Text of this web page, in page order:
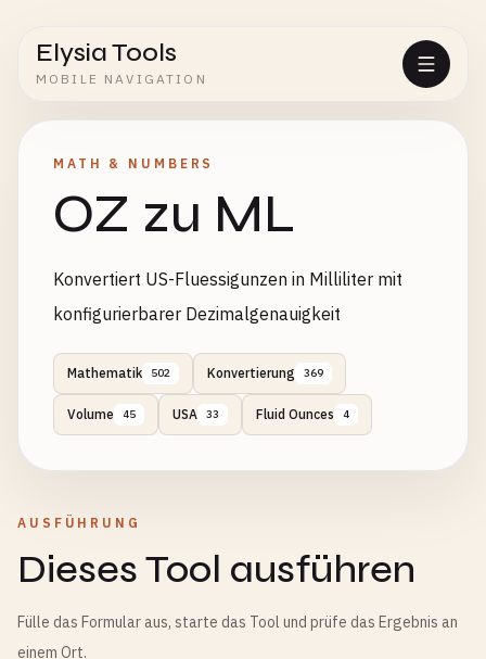
Elysia Tools
MOBILE NAVIGATION
MATH & NUMBERS
OZ zu ML
Konvertiert US-Fluessigunzen in Milliliter mit
konfigurierbarer Dezimalgenauigkeit
Mathematik 502 Konvertierung 369
Volume 45 USA 33 Fluid Ounces 4
AUSFÜHRUNG
Dieses Tool ausführen
Fülle das Formular aus, starte das Tool und prüfe das Ergebnis an
einem Ort.